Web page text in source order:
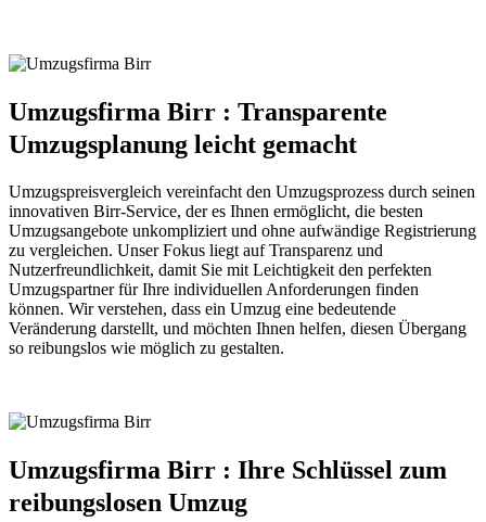
Umzugsfirma Birr : Transparente
Umzugsplanung leicht gemacht
Umzugspreisvergleich vereinfacht den Umzugsprozess durch seinen
innovativen Birr-Service, der es Ihnen ermöglicht, die besten
Umzugsangebote unkompliziert und ohne aufwändige Registrierung
zu vergleichen. Unser Fokus liegt auf Transparenz und
Nutzerfreundlichkeit, damit Sie mit Leichtigkeit den perfekten
Umzugspartner für Ihre individuellen Anforderungen finden
können. Wir verstehen, dass ein Umzug eine bedeutende
Veränderung darstellt, und möchten Ihnen helfen, diesen Übergang
so reibungslos wie möglich zu gestalten.
Umzugsfirma Birr : Ihre Schlüssel zum
reibungslosen Umzug